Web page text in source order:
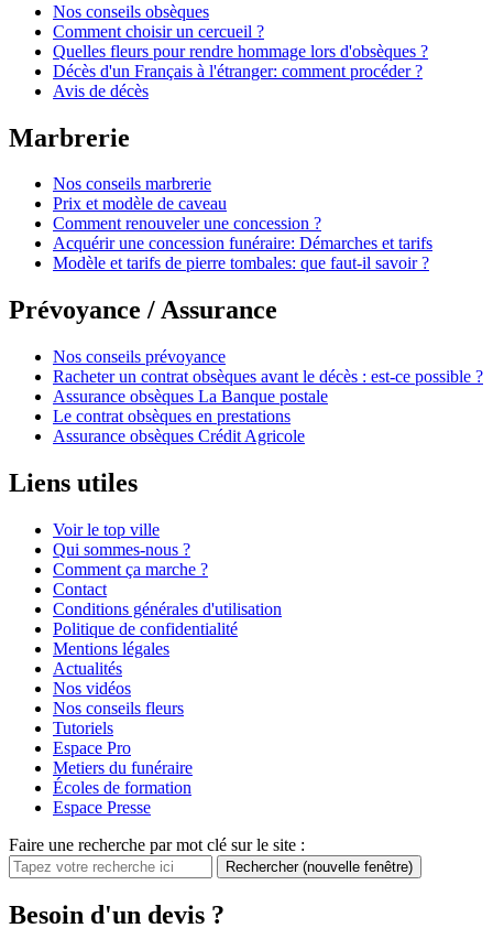
Nos conseils obsèques
Comment choisir un cercueil ?
Quelles fleurs pour rendre hommage lors d'obsèques ?
Décès d'un Français à l'étranger: comment procéder ?
Avis de décès
Marbrerie
Nos conseils marbrerie
Prix et modèle de caveau
Comment renouveler une concession ?
Acquérir une concession funéraire: Démarches et tarifs
Modèle et tarifs de pierre tombales: que faut-il savoir ?
Prévoyance / Assurance
Nos conseils prévoyance
Racheter un contrat obsèques avant le décès : est-ce possible ?
Assurance obsèques La Banque postale
Le contrat obsèques en prestations
Assurance obsèques Crédit Agricole
Liens utiles
Voir le top ville
Qui sommes-nous ?
Comment ça marche ?
Contact
Conditions générales d'utilisation
Politique de confidentialité
Mentions légales
Actualités
Nos vidéos
Nos conseils fleurs
Tutoriels
Espace Pro
Metiers du funéraire
Écoles de formation
Espace Presse
Faire une recherche par mot clé sur le site :
Rechercher (nouvelle fenêtre)
Besoin d'un devis ?